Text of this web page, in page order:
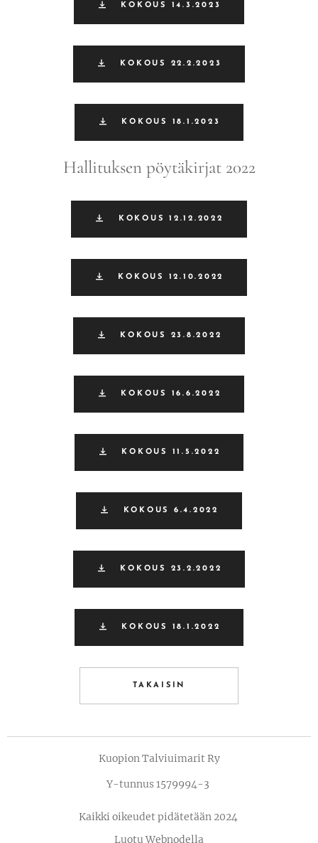
KOKOUS 14.3.2023
KOKOUS 22.2.2023
KOKOUS 18.1.2023
Hallituksen pöytäkirjat 2022
KOKOUS 12.12.2022
KOKOUS 12.10.2022
KOKOUS 23.8.2022
KOKOUS 16.6.2022
KOKOUS 11.5.2022
KOKOUS 6.4.2022
KOKOUS 23.2.2022
KOKOUS 18.1.2022
TAKAISIN
Kuopion Talviuimarit Ry
Y-tunnus 1579994-3
Kaikki oikeudet pidätetään 2024
LuotuWebnodella